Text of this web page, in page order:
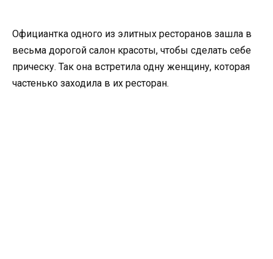
Официантка одного из элитных ресторанов зашла в
весьма дорогой салон красоты, чтобы сделать себе
прическу. Так она встретила одну женщину, которая
частенько заходила в их ресторан.